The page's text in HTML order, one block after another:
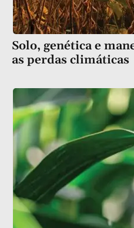
Solo, genética e
as perdas climáticas